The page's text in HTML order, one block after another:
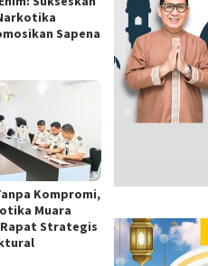
Sapena
Kompromi,
Muara
Strategis